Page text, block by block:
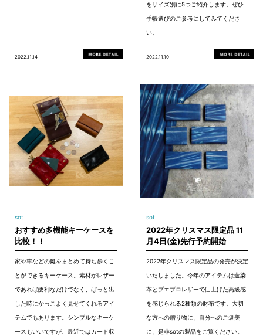
2022.11.14
をサイズ別に5つご紹介します。ぜひ
手帳選びのご参考にしてみてくださ
い。
2022.11.10
sot
おすすめ多機能キーケースを
比較！！
家や車などの鍵をまとめて持ち歩くこ
とができるキーケース。素材がレザー
であれば便利なだけでなく、ぱっと出
した時にかっこよく見せてくれるアイ
テムでもあります。シンプルなキーケ
ースもいいですが、最近ではカード収
sot
2022年クリスマス限定品 11
月4日(金)先行予約開始
2022年クリスマス限定品の発売が決定
いたしました。今年のアイテムは藍染
革とプエブロレザーで仕上げた高級感
を感じられる2種類の財布です。大切
な方への贈り物に、自分へのご褒美
に、是非sotの製品をご覧ください。